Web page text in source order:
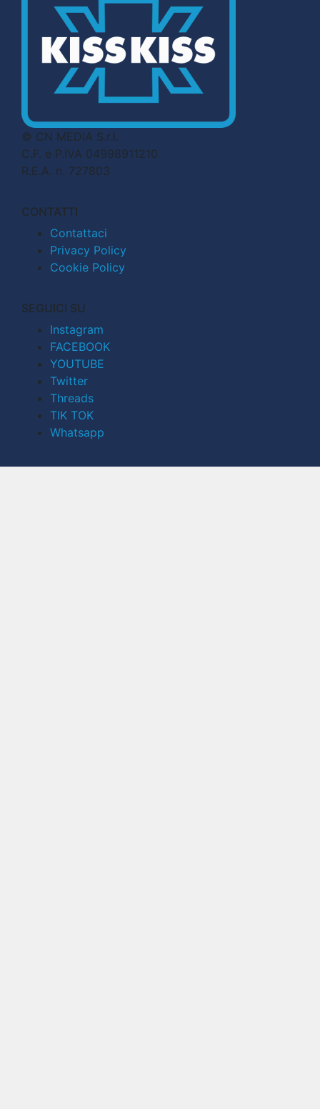
© CN MEDIA S.r.l.
C.F. e P.IVA 04998911210
R.E.A. n. 727803
CONTATTI
Contattaci
Privacy Policy
Cookie Policy
SEGUICI SU
Instagram
FACEBOOK
YOUTUBE
Twitter
Threads
TIK TOK
Whatsapp